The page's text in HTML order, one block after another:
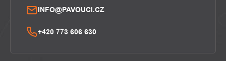
INFO@PAVOUCI.CZ
+420 773 606 630